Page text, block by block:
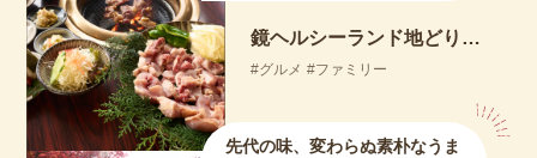
鏡ヘルシーランド地どり茶屋
グルメ ファミリー
先代の味、変わらぬ素朴なうま